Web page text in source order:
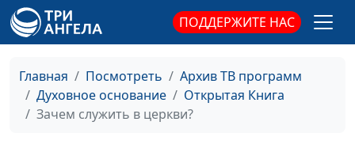
ПОДДЕРЖИТЕ НАС
Главная Посмотреть
Архив ТВ программ
Духовное основание
Открытая Книга
Зачем служить в церкви?
Каждый ли христианин
должен пережить гонения
за веру?
Евгений Кафтанов,
священнослужитель,
религиоведения
Мужчина-христианин: